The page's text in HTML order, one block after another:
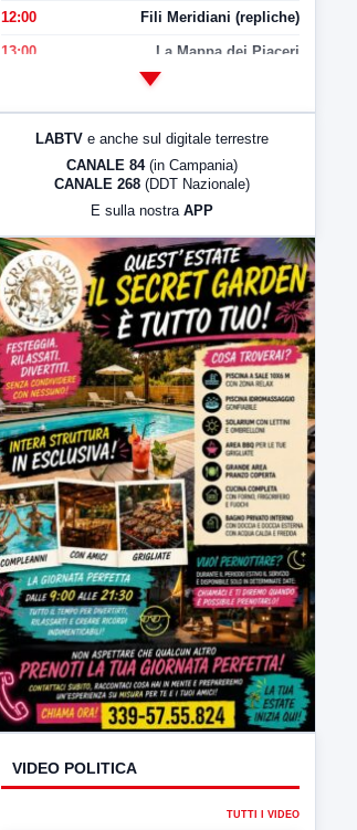
12:00 Fili Meridiani (repliche)
13:00 La Mappa dei Piaceri
LabNews (Diretta)
23:00 LabNews (replica)
LABTV e anche sul digitale terrestre
CANALE 84 (in Campania)
CANALE 268 (DDT Nazionale)
E sulla nostra APP
VIDEO POLITICA
TUTTI I VIDEO